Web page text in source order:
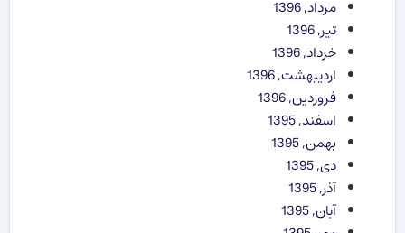
مرداد, 1396
تیر, 1396
خرداد, 1396
اردیبهشت, 1396
فروردین, 1396
اسفند, 1395
بهمن, 1395
دی, 1395
آذر, 1395
آبان, 1395